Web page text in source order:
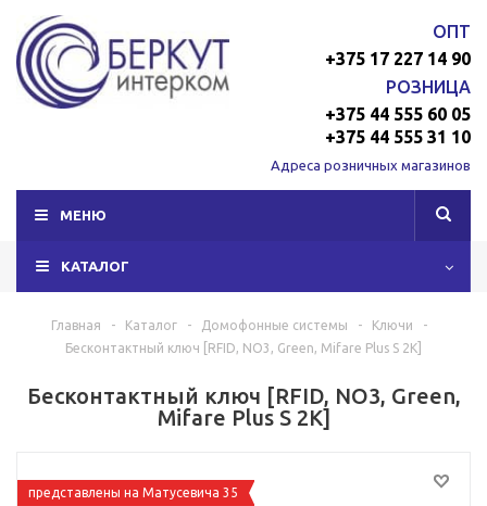
ОПТ
+375 17 227 14 90
РОЗНИЦА
+375 44 555 60 05
+375 44 555 31 10
Адреса розничных магазинов
МЕНЮ
КАТАЛОГ
Главная - Каталог - Домофонные системы - Ключи
-
Бесконтактный ключ [RFID, NO3, Green, Mifare Plus S 2K]
Бесконтактный ключ [RFID, NO3, Green,
Mifare Plus S 2K]
представлены на Матусевича 35